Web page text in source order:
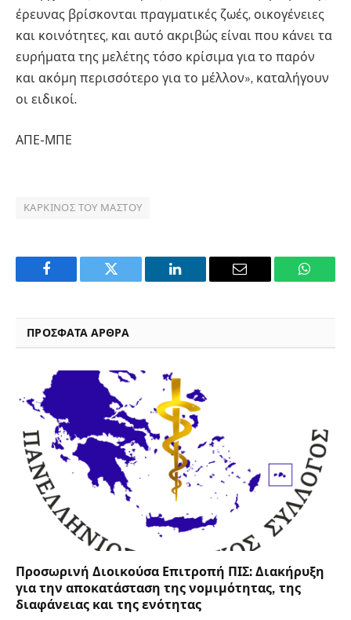
έρευνας βρίσκονται πραγματικές ζωές, οικογένειες
και κοινότητες, και αυτό ακριβώς είναι που κάνει τα
ευρήματα της μελέτης τόσο κρίσιμα για το παρόν
και ακόμη περισσότερο για το μέλλον», καταλήγουν
οι ειδικοί.
ΑΠΕ-ΜΠΕ
ΚΑΡΚΊΝΟΣ ΤΟΥ ΜΑΣΤΟΎ
Facebook Twitter LinkedIn Email
ΠΡΟΣΦΑΤΑ ΑΡΘΡΑ
Προσωρινή Διοικούσα Επιτροπή ΠΙΣ: Διακήρυξη
για την αποκατάσταση της νομιμότητας, της
διαφάνειας και της ενότητας